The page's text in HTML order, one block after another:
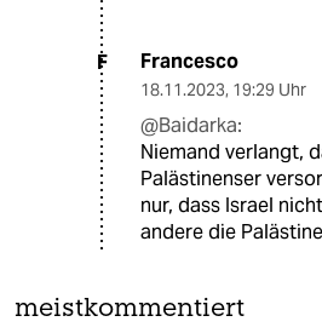
F Francesco
18.11.2023, 19:29 Uhr
@Baidarka:
Niemand verlangt,
Palästinenser
nur, dass Israel
andere die
meistkommentiert